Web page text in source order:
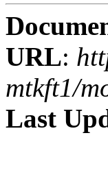
URL:
mtkft1/
Last